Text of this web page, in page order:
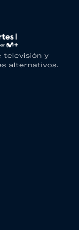
televisión y
alternativos.